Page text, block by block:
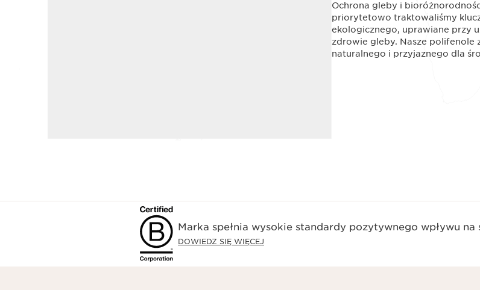
Ochrona gleby i
priorytetowo traktowaliśmy
ekologicznego, uprawiane przy
zdrowie gleby. Nasze polifenole
naturalnego i przyjaznego dla
Marka spełnia wysokie standardy pozytywnego wpływu na
DOWIEDZ SIĘ WIĘCEJ